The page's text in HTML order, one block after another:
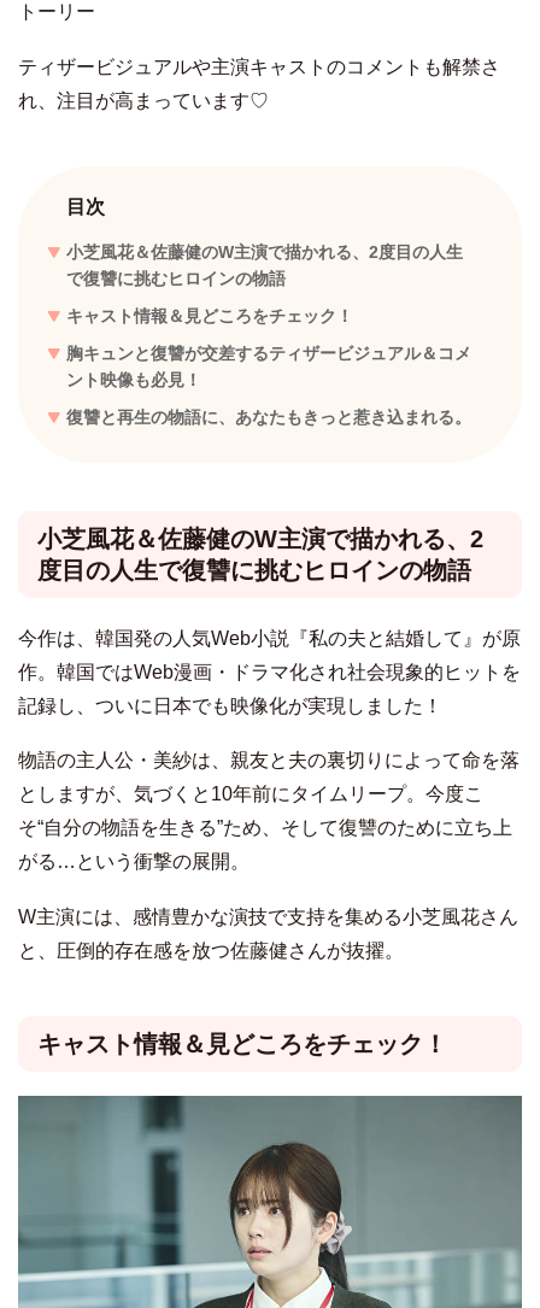
トーリー
ティザービジュアルや主演キャストのコメントも解禁さ
れ、注目が高まっています♡
目次
小芝風花＆佐藤健のW主演で描かれる、2度目の人生
で復讐に挑むヒロインの物語
キャスト情報＆見どころをチェック！
胸キュンと復讐が交差するティザービジュアル＆コメ
ント映像も必見！
復讐と再生の物語に、あなたもきっと惹き込まれる。
小芝風花＆佐藤健のW主演で描かれる、2
度目の人生で復讐に挑むヒロインの物語
今作は、韓国発の人気Web小説『私の夫と結婚して』が原
作。韓国ではWeb漫画・ドラマ化され社会現象的ヒットを
記録し、ついに日本でも映像化が実現しました！
物語の主人公・美紗は、親友と夫の裏切りによって命を落
としますが、気づくと10年前にタイムリープ。今度こ
そ“自分の物語を生きる”ため、そして復讐のために立ち上
がる…という衝撃の展開。
W主演には、感情豊かな演技で支持を集める小芝風花さん
と、圧倒的存在感を放つ佐藤健さんが抜擢。
キャスト情報＆見どころをチェック！